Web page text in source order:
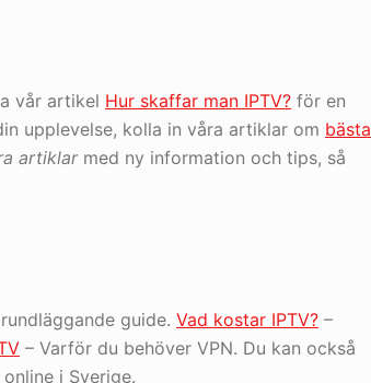
vår artikel Hur skaffar man IPTV? för en
upplevelse, kolla in våra artiklar om bästa
artiklarmed ny information och tips, så
guide. Vad kostar IPTV? –
– Varför du behöver VPN. Du kan också
i Sverige.